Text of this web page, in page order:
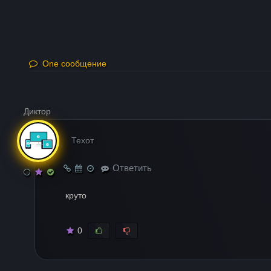
One сообщение
Диктор
Техот
Ответить
круто
0